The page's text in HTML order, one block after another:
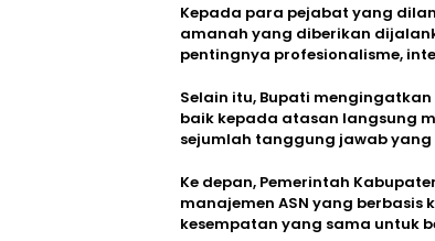
Kepada para pejabat yang
amanah yang diberikan
pentingnya profesionalisme,
Selain itu, Bupati
baik kepada atasan langsung
sejumlah tanggung jawab
Ke depan, Pemerintah
manajemen ASN yang
kesempatan yang sama untuk